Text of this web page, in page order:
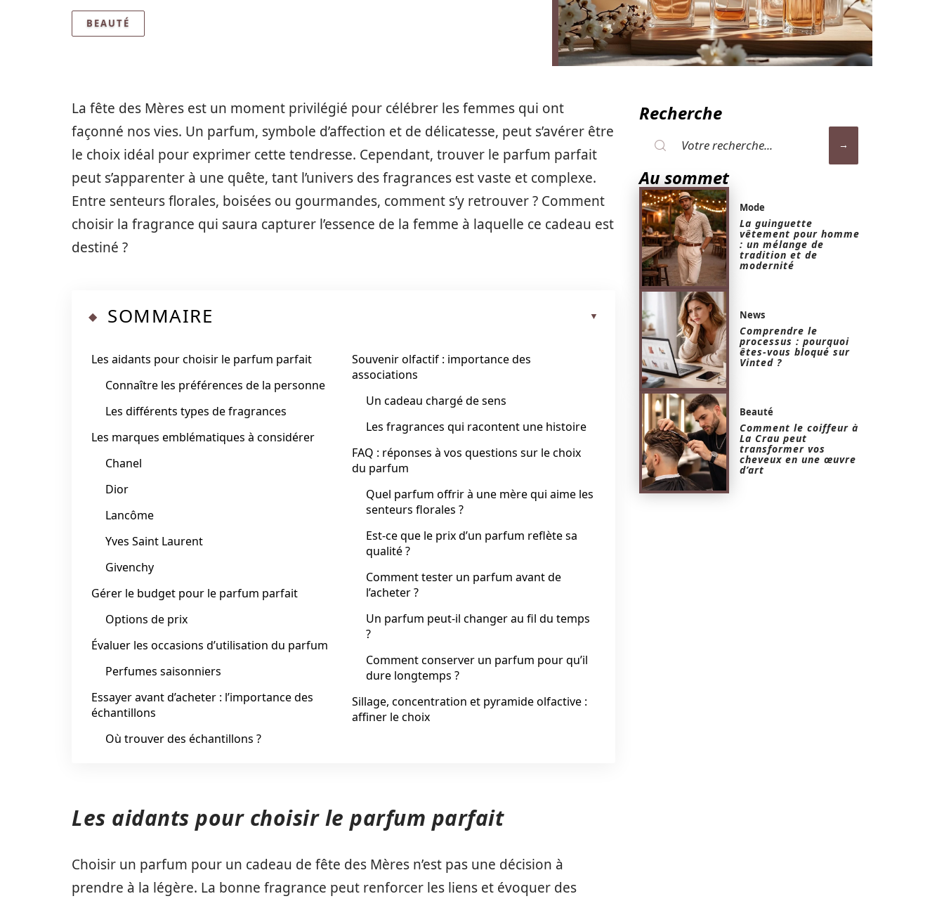
BEAUTÉ
La fête des Mères est un moment privilégié pour célébrer les femmes qui ont
façonné nos vies. Un parfum, symbole d’affection et de délicatesse, peut s’avérer être
le choix idéal pour exprimer cette tendresse. Cependant, trouver le parfum parfait
peut s’apparenter à une quête, tant l’univers des fragrances est vaste et complexe.
Entre senteurs florales, boisées ou gourmandes, comment s’y retrouver ? Comment
choisir la fragrance qui saura capturer l’essence de la femme à laquelle ce cadeau est
destiné ?
SOMMAIRE
Les aidants pour choisir le parfum parfait
Connaître les préférences de la personne
Les différents types de fragrances
Les marques emblématiques à considérer
Chanel
Dior
Lancôme
Yves Saint Laurent
Givenchy
Gérer le budget pour le parfum parfait
Options de prix
Évaluer les occasions d’utilisation du parfum
Perfumes saisonniers
Essayer avant d’acheter : l’importance des
échantillons
Où trouver des échantillons ?
Souvenir olfactif : importance des
associations
Un cadeau chargé de sens
Les fragrances qui racontent une histoire
FAQ : réponses à vos questions sur le choix
du parfum
Quel parfum offrir à une mère qui aime les
senteurs florales ?
Est-ce que le prix d’un parfum reflète sa
qualité ?
Comment tester un parfum avant de
l’acheter ?
Un parfum peut-il changer au fil du temps
?
Comment conserver un parfum pour qu’il
dure longtemps ?
Sillage, concentration et pyramide olfactive :
affiner le choix
Les aidants pour choisir le parfum parfait
Choisir un parfum pour un cadeau de fête des Mères n’est pas une décision à
prendre à la légère. La bonne fragrance peut renforcer les liens et évoquer des
Recherche
Au sommet
Mode
La guinguette
vêtement pour homme
: un mélange de
tradition et de
modernité
News
Comprendre le
processus : pourquoi
êtes-vous bloqué sur
Vinted ?
Beauté
Comment le coiffeur à
La Crau peut
transformer vos
cheveux en une œuvre
d’art